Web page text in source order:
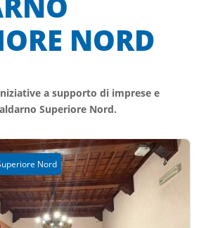
NORD
a supporto di imprese e
Superiore Nord.
Nord